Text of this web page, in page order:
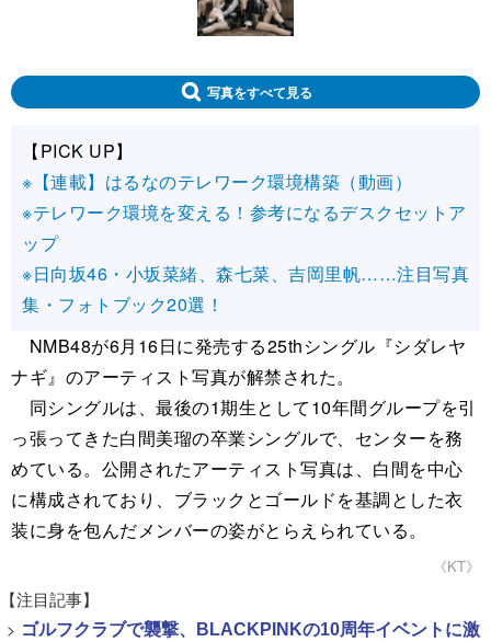
写真をすべて見る
【PICK UP】
※【連載】はるなのテレワーク環境構築（動画）
※テレワーク環境を変える！参考になるデスクセットア
ップ
※日向坂46・小坂菜緒、森七菜、吉岡里帆……注目写真
集・フォトブック20選！
NMB48が6月16日に発売する25thシングル『シダレヤ
ナギ』のアーティスト写真が解禁された。
同シングルは、最後の1期生として10年間グループを引
っ張ってきた白間美瑠の卒業シングルで、センターを務
めている。公開されたアーティスト写真は、白間を中心
に構成されており、ブラックとゴールドを基調とした衣
装に身を包んだメンバーの姿がとらえられている。
《KT》
【注目記事】
> ゴルフクラブで襲撃、BLACKPINKの10周年イベントに激